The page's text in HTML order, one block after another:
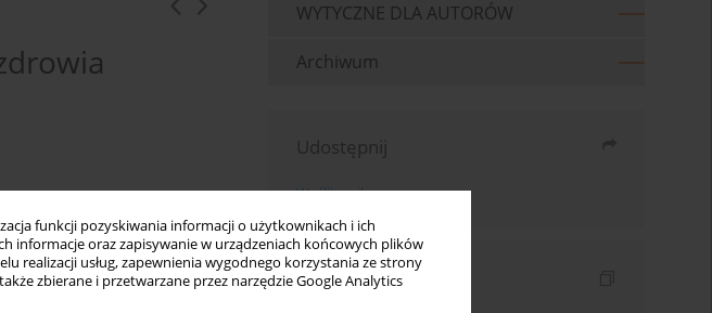
funkcji pozyskiwania informacji o użytkownikach i ich
informacje oraz zapisywanie w urządzeniach końcowych plików
realizacji usług, zapewnienia wygodnego korzystania ze strony
zbierane i przetwarzane przez narzędzie Google Analytics
WYTYCZNE DLA AUTORÓW
Archiwum
Udostępnij
Wyślij mailem
Indeksy